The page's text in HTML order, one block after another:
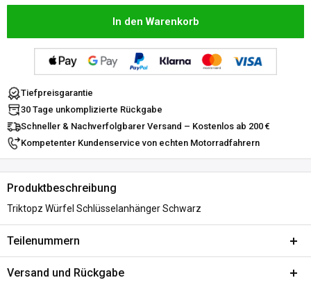
In den Warenkorb
Tiefpreisgarantie
30 Tage unkomplizierte Rückgabe
Schneller & Nachverfolgbarer Versand – Kostenlos ab 200 €
Kompetenter Kundenservice von echten Motorradfahrern
Produktbeschreibung
Triktopz Würfel Schlüsselanhänger Schwarz
Teilenummern
SKU: A519-457924
Versand und Rückgabe